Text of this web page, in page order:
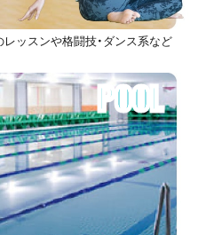
ッスンや格闘技・ダンス系など
POOL